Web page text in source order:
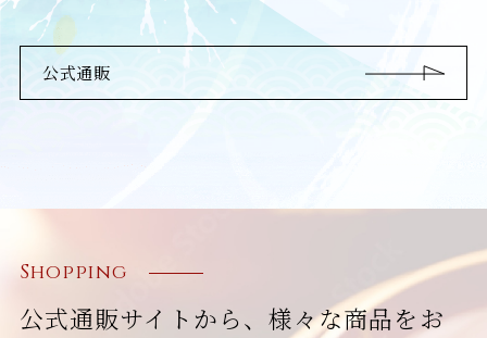
公式通販
Shopping
公式通販サイトから、様々な商品をお